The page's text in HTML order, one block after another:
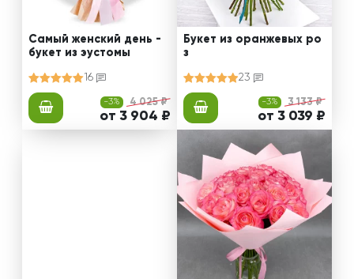
Самый женский день -
букет из эустомы
16
-3% 4 025 ₽
от 3 904 ₽
Букет из оранжевых ро
з
23
-3% 3 133 ₽
от 3 039 ₽